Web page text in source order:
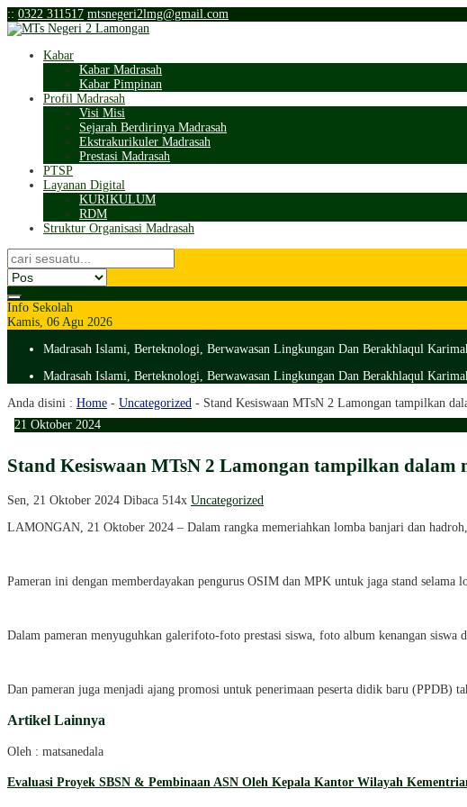
:: 0322 311517 mtsnegeri2lmg@gmail.com
Kabar
Kabar Madrasah
Kabar Pimpinan
Profil Madrasah
Visi Misi
Sejarah Berdirinya Madrasah
Ekstrakurikuler Madrasah
Prestasi Madrasah
PTSP
Layanan Digital
KURIKULUM
RDM
Struktur Organisasi Madrasah
Info Sekolah
Kamis, 06 Agu 2026
Madrasah Islami, Berteknologi, Berwawasan Lingkungan Dan Berakhlaqul
Madrasah Islami, Berteknologi, Berwawasan Lingkungan Dan Berakhlaqul
Anda disini : Home - Uncategorized - Stand Kesiswaan MTsN 2 Lamongan tampilkan
21 Oktober 2024
Stand Kesiswaan MTsN 2 Lamongan tampilkan
Sen, 21 Oktober 2024 Dibaca 514x Uncategorized
LAMONGAN, 21 Oktober 2024 – Dalam rangka memeriahkan lomba banjari dan
Pameran ini dengan memberdayakan pengurus OSIM dan MPK untuk jaga stand selama
Dalam pameran menyuguhkan galerifoto-foto prestasi siswa, foto album kenangan
Dan pameran juga menjadi ajang promosi untuk penerimaan peserta didik baru (PPDB)
Artikel Lainnya
Oleh : matsanedala
Evaluasi Proyek SBSN & Pembinaan ASN Oleh Kepala Kantor Wilayah